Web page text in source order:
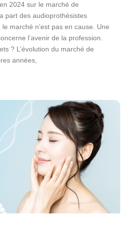
2024 sur le marché de
part des audioprothésistes
marché n’est pas en cause. Une
l’avenir de la profession.
? L’évolution du marché de
années,